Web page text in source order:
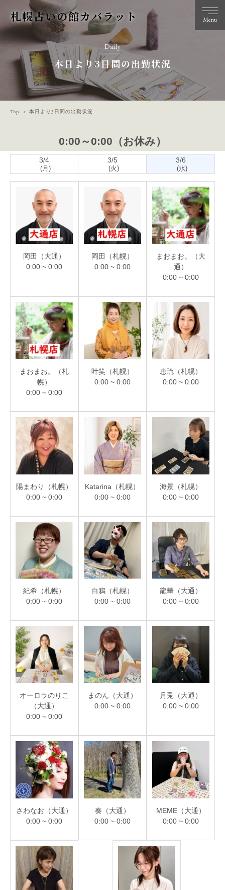
札幌占いの館カバラット Menu
Daily
本日より3日間の出勤状況
Top 本日より3日間の出勤状況
0:00～0:00（お休み）
3/4
(月)
3/5
(火)
3/6
(水)
岡田（大通）
0:00 ~ 0:00
岡田（札幌）
0:00 ~ 0:00
まおまお。（大
通）
0:00 ~ 0:00
まおまお。（札
幌）
0:00 ~ 0:00
叶笑（札幌）
0:00 ~ 0:00
恵琉（札幌）
0:00 ~ 0:00
陽まわり（札幌）
0:00 ~ 0:00
Katarina（札幌）
0:00 ~ 0:00
海景（札幌）
0:00 ~ 0:00
紀希（札幌）
0:00 ~ 0:00
白鴉（札幌）
0:00 ~ 0:00
龍華（大通）
0:00 ~ 0:00
オーロラのりこ
（大通）
0:00 ~ 0:00
まのん（大通）
0:00 ~ 0:00
月兎（大通）
0:00 ~ 0:00
さわなお（大通）
0:00 ~ 0:00
奏（大通）
0:00 ~ 0:00
MEME（大通）
0:00 ~ 0:00